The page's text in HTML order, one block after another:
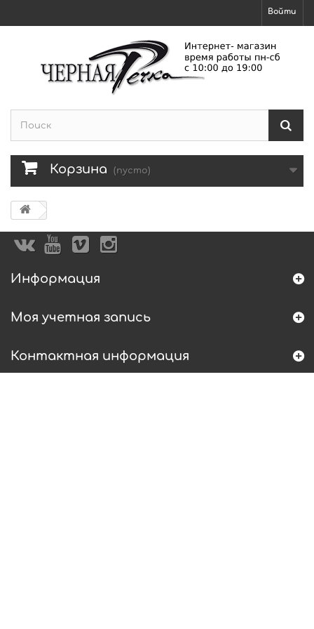
Войти
Корзина (пусто)
Информация
Моя учетная запись
Контактная информация